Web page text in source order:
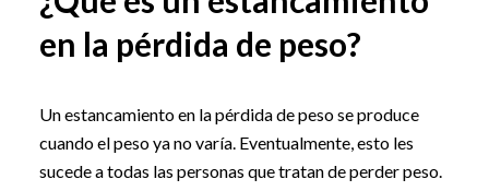
en la pérdida de peso?
Un estancamiento en la pérdida de peso se produce
cuando el peso ya no varía. Eventualmente, esto les
sucede a todas las personas que tratan de perder peso.